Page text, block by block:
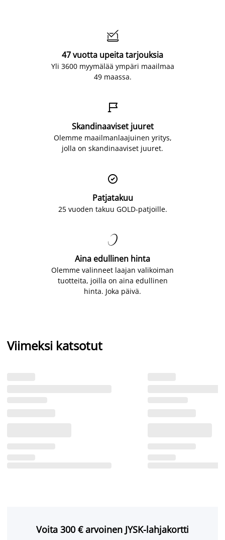

47 vuotta upeita tarjouksia
Yli 3600 myymälää ympäri maailmaa
49 maassa.

Skandinaaviset juuret
Olemme maailmanlaajuinen yritys,
jolla on skandinaaviset juuret.

Patjatakuu
25 vuoden takuu GOLD-patjoille.

Aina edullinen hinta
Olemme valinneet laajan valikoiman
tuotteita, joilla on aina edullinen
hinta. Joka päivä.
Viimeksi katsotut
Voita 300 € arvoinen JYSK-lahjakortti